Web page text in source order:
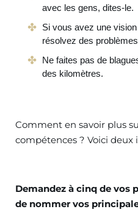
avec les gens, dites-le.
Si vous avez une
résolvez des
Ne faites pas de
des kilomètres.
Comment en savoir plus
compétences ? Voici deux
Demandez à cinq de vos
de nommer vos